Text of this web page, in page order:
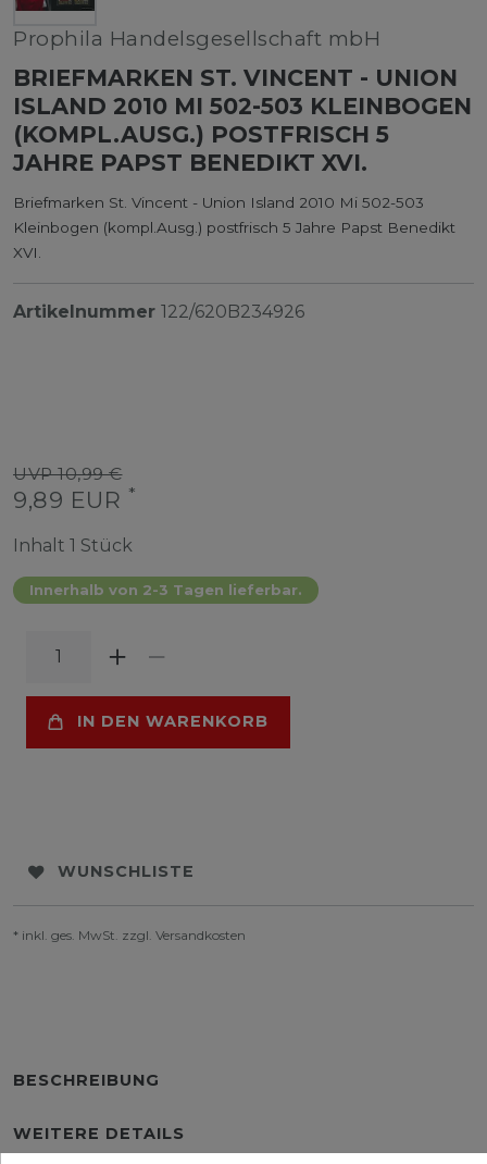
Prophila Handelsgesellschaft mbH
BRIEFMARKEN ST. VINCENT - UNION
ISLAND 2010 MI 502-503 KLEINBOGEN
(KOMPL.AUSG.) POSTFRISCH 5
JAHRE PAPST BENEDIKT XVI.
Briefmarken St. Vincent - Union Island 2010 Mi 502-503
Kleinbogen (kompl.Ausg.) postfrisch 5 Jahre Papst Benedikt
XVI.
Artikelnummer 122/620B234926
UVP 10,99 €
9,89 EUR *
Inhalt 1 Stück
Innerhalb von 2-3 Tagen lieferbar.
IN DEN WARENKORB
WUNSCHLISTE
* inkl. ges. MwSt. zzgl. Versandkosten
BESCHREIBUNG
WEITERE DETAILS